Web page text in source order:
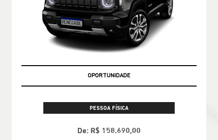
OPORTUNIDADE
PESSOA FÍSICA
De: R$ 158.690,00